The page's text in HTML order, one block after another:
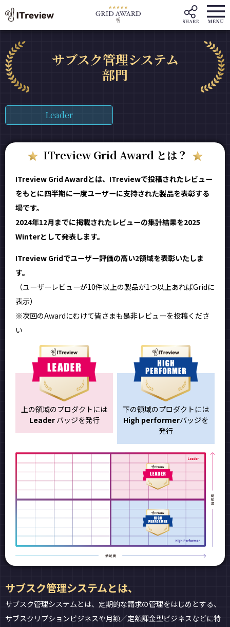
サブスク管理システム
部門
Leader
ITreview Grid Award とは？
ITreview Grid Awardとは、ITreviewで投稿されたレビュー
をもとに四半期に一度ユーザーに支持された製品を表彰する
場です。
2024年12月までに掲載されたレビューの集計結果を2025
Winterとして発表します。
ITreview Gridでユーザー評価の高い2領域を表彰いたしま
す。
（ユーザーレビューが10件以上の製品が1つ以上あればGridに
表示）
※次回のAwardにむけて皆さまも是非レビューを投稿くださ
い
上の領域のプロダクトには
Leaderバッジを発行
下の領域のプロダクトには
High performerバッジを
発行
サブスク管理システムとは、
サブスク管理システムとは、定期的な請求の管理をはじめとする、
サブスクリプションビジネスや月額／定額課金型ビジネスなどに特